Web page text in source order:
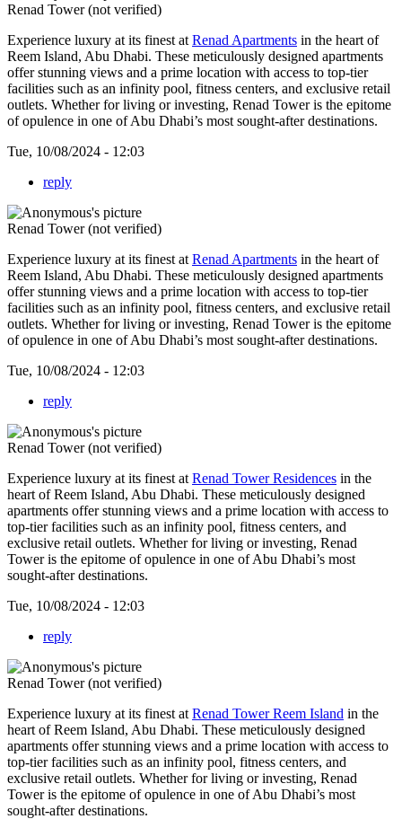
Renad Tower (not verified)
Experience luxury at its finest at Renad Apartments in the heart of
Reem Island, Abu Dhabi. These meticulously designed apartments
offer stunning views and a prime location with access to top-tier
facilities such as an infinity pool, fitness centers, and exclusive retail
outlets. Whether for living or investing, Renad Tower is the epitome
of opulence in one of Abu Dhabi’s most sought-after destinations.
Tue, 10/08/2024 - 12:03
reply
Renad Tower (not verified)
Experience luxury at its finest at Renad Apartments in the heart of
Reem Island, Abu Dhabi. These meticulously designed apartments
offer stunning views and a prime location with access to top-tier
facilities such as an infinity pool, fitness centers, and exclusive retail
outlets. Whether for living or investing, Renad Tower is the epitome
of opulence in one of Abu Dhabi’s most sought-after destinations.
Tue, 10/08/2024 - 12:03
reply
Renad Tower (not verified)
Experience luxury at its finest at Renad Tower Residences in the
heart of Reem Island, Abu Dhabi. These meticulously designed
apartments offer stunning views and a prime location with access to
top-tier facilities such as an infinity pool, fitness centers, and
exclusive retail outlets. Whether for living or investing, Renad
Tower is the epitome of opulence in one of Abu Dhabi’s most
sought-after destinations.
Tue, 10/08/2024 - 12:03
reply
Renad Tower (not verified)
Experience luxury at its finest at Renad Tower Reem Island in the
heart of Reem Island, Abu Dhabi. These meticulously designed
apartments offer stunning views and a prime location with access to
top-tier facilities such as an infinity pool, fitness centers, and
exclusive retail outlets. Whether for living or investing, Renad
Tower is the epitome of opulence in one of Abu Dhabi’s most
sought-after destinations.